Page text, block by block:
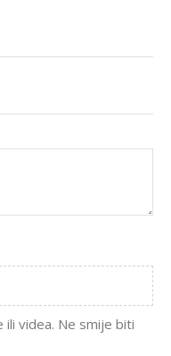
videa. Ne smije biti